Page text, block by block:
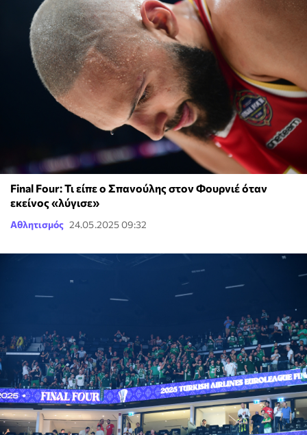
Final Four: Τι είπε ο Σπανούλης στον Φουρνιέ όταν
εκείνος «λύγισε»
Αθλητισμός 24.05.2025 09:32